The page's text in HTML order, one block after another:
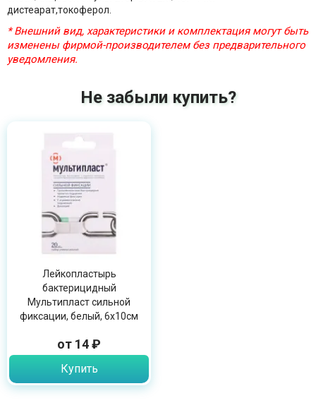
дистеарат,токоферол.
* Внешний вид, характеристики и комплектация могут быть
изменены фирмой-производителем без предварительного
уведомления.
Не забыли купить?
Лейкопластырь
бактерицидный
Мультипласт сильной
фиксации, белый, 6х10см
от 14 ₽
Купить